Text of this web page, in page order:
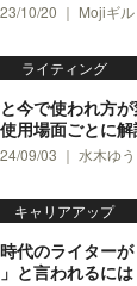
10/20 ｜ Mojiギ
ライティング
今で使われ方
用場面ごとに解
09/03 ｜ 水木ゆう
キャリアアップ
代のライター
と言われるには